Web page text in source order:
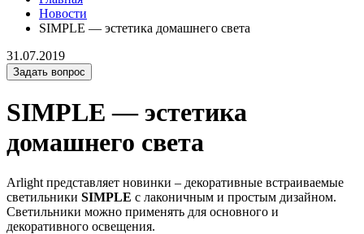
Новости
SIMPLE — эстетика домашнего света
31.07.2019
Задать вопрос
SIMPLE — эстетика
домашнего света
Arlight представляет новинки – декоративные встраиваемые
светильники SIMPLE с лаконичным и простым дизайном.
Светильники можно применять для основного и
декоративного освещения.